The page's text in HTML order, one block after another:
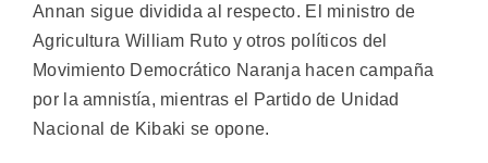
Annan sigue dividida al respecto. El ministro de
Agricultura William Ruto y otros políticos del
Movimiento Democrático Naranja hacen campaña
por la amnistía, mientras el Partido de Unidad
Nacional de Kibaki se opone.